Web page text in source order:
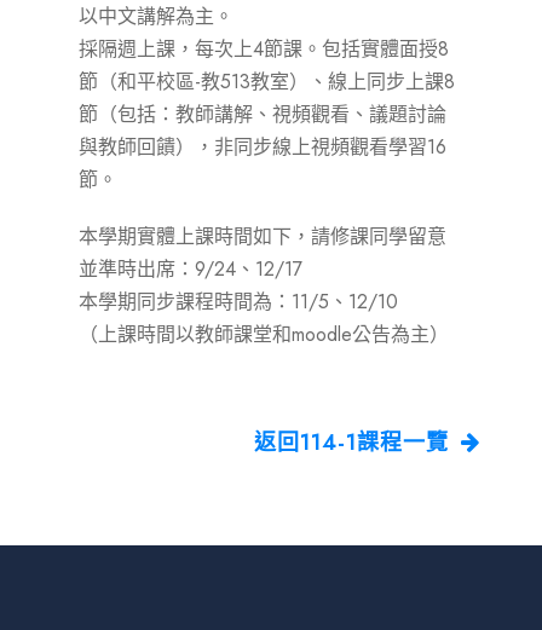
以中文講解為主。
採隔週上課，每次上4節課。包括實體面授8
節（和平校區-教513教室）、線上同步上課8
節（包括：教師講解、視頻觀看、議題討論
與教師回饋），非同步線上視頻觀看學習16
節。
本學期實體上課時間如下，請修課同學留意
並準時出席：9/24、12/17
本學期同步課程時間為：11/5、12/10
（上課時間以教師課堂和moodle公告為主）
返回114-1課程一覽